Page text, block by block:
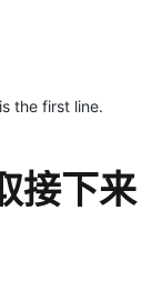
the first line.
接下来